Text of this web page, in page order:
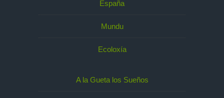
España
Mundu
Ecoloxía
A la Gueta los Sueños